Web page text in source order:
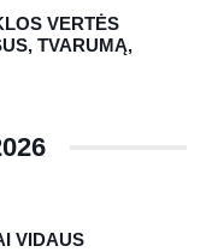
VERTĖS
TVARUMĄ,
VIDAUS